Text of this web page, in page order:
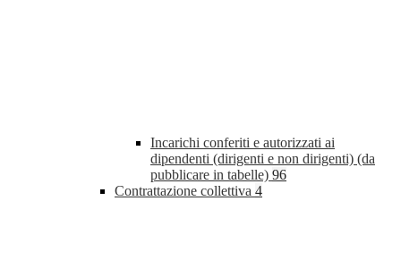
Incarichi conferiti e autorizzati ai
dipendenti (dirigenti e non dirigenti) (da
pubblicare in tabelle) 96
Contrattazione collettiva 4